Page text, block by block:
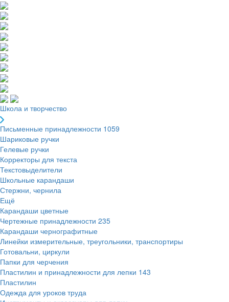
Школа и творчество
Письменные принадлежности 1059
Шариковые ручки
Гелевые ручки
Корректоры для текста
Текстовыделители
Школьные карандаши
Стержни, чернила
Ещё
Карандаши цветные
Чертежные принадлежности 235
Карандаши чернографитные
Линейки измерительные, треугольники, транспортиры
Готовальни, циркули
Папки для черчения
Пластилин и принадлежности для лепки 143
Пластилин
Одежда для уроков труда